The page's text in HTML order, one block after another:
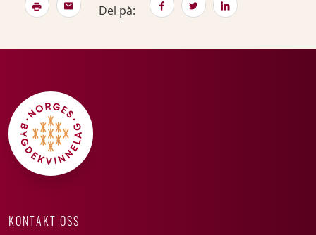
Del på:
KONTAKT OSS